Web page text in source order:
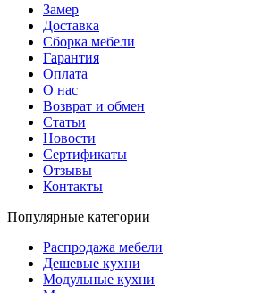
Замер
Доставка
Сборка мебели
Гарантия
Оплата
О нас
Возврат и обмен
Статьи
Новости
Сертификаты
Отзывы
Контакты
Популярные категории
Распродажа мебели
Дешевые кухни
Модульные кухни